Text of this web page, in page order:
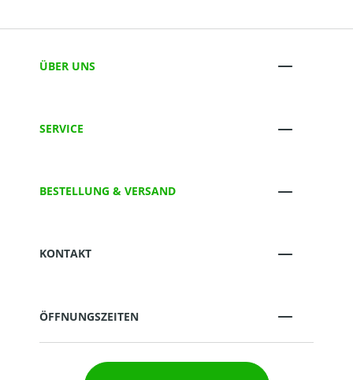
ÜBER UNS
SERVICE
BESTELLUNG & VERSAND
KONTAKT
ÖFFNUNGSZEITEN